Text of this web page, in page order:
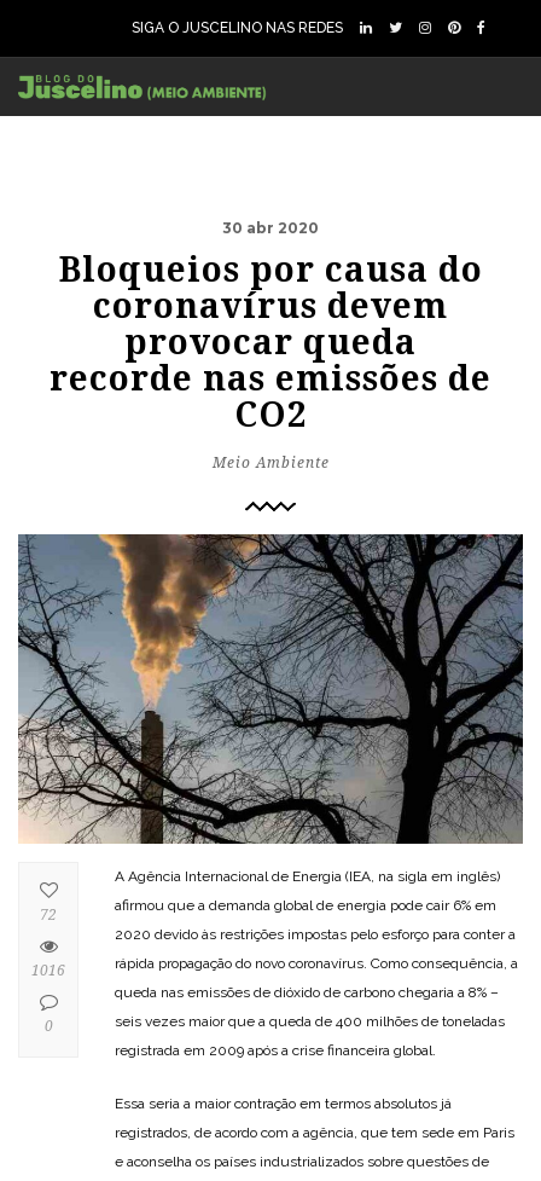
SIGA O JUSCELINO NAS REDES
30 abr 2020
Bloqueios por causa do
coronavírus devem
provocar queda
recorde nas emissões de
CO2
Meio Ambiente
A Agência Internacional de Energia (IEA, na sigla em inglês)
afirmou que a demanda global de energia pode cair 6% em
2020 devido às restrições impostas pelo esforço para conter a
rápida propagação do novo coronavírus. Como consequência, a
queda nas emissões de dióxido de carbono chegaria a 8% –
seis vezes maior que a queda de 400 milhões de toneladas
registrada em 2009 após a crise financeira global.
Essa seria a maior contração em termos absolutos já
registrados, de acordo com a agência, que tem sede em Paris
e aconselha os países industrializados sobre questões de
72
1016
0